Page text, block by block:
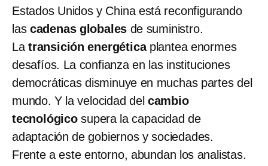
Estados Unidos y China está reconfigurando
las cadenas globales de suministro.
La transición energéticaplantea enormes
desafíos. La confianza en las instituciones
democráticas disminuye en muchas partes del
mundo. Y la velocidad del cambio
tecnológicosupera la capacidad de
adaptación de gobiernos y sociedades.
Frente a este entorno, abundan los analistas.